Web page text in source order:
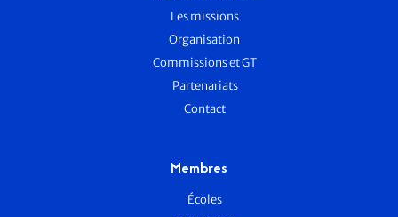
Les missions
Organisation
Commissions et GT
Partenariats
Contact
Membres
Écoles